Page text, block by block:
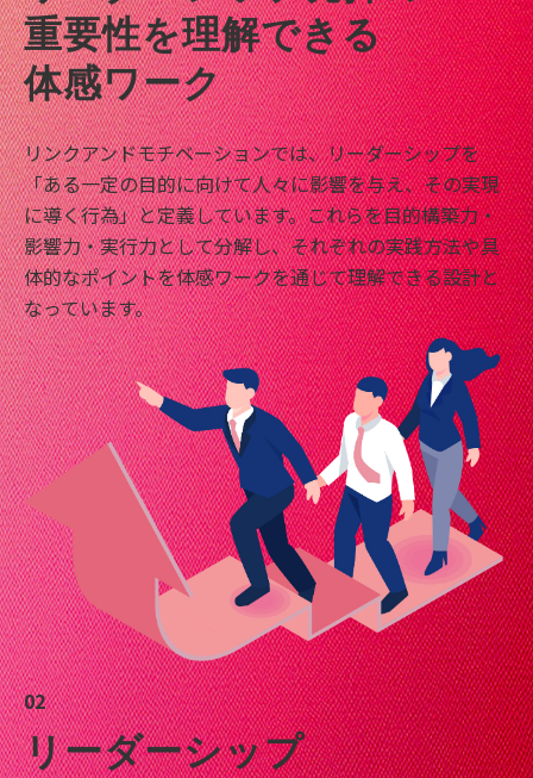
重要性を理解できる
体感ワーク
リンクアンドモチベーションでは、リーダーシップを
「ある一定の目的に向けて人々に影響を与え、その実現
に導く行為」と定義しています。これらを目的構築力・
影響力・実行力として分解し、それぞれの実践方法や具
体的なポイントを体感ワークを通じて理解できる設計と
なっています。
02
リーダーシップ